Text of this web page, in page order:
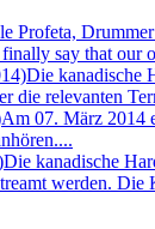
Profeta,
say that our
Die kanadische
die relevanten
Am 07. März 2014
Die kanadische
werden.